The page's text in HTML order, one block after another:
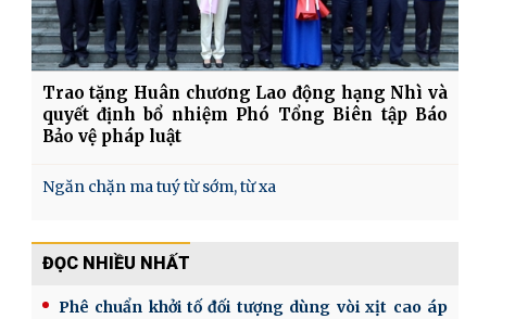
Trao tặng Huân chương Lao động hạng Nhì và
quyết định bổ nhiệm Phó Tổng Biên tập Báo
Bảo vệ pháp luật
Ngăn chặn ma tuý từ sớm, từ xa
ĐỌC NHIỀU NHẤT
Phê chuẩn khởi tố đối tượng dùng vòi xịt cao áp